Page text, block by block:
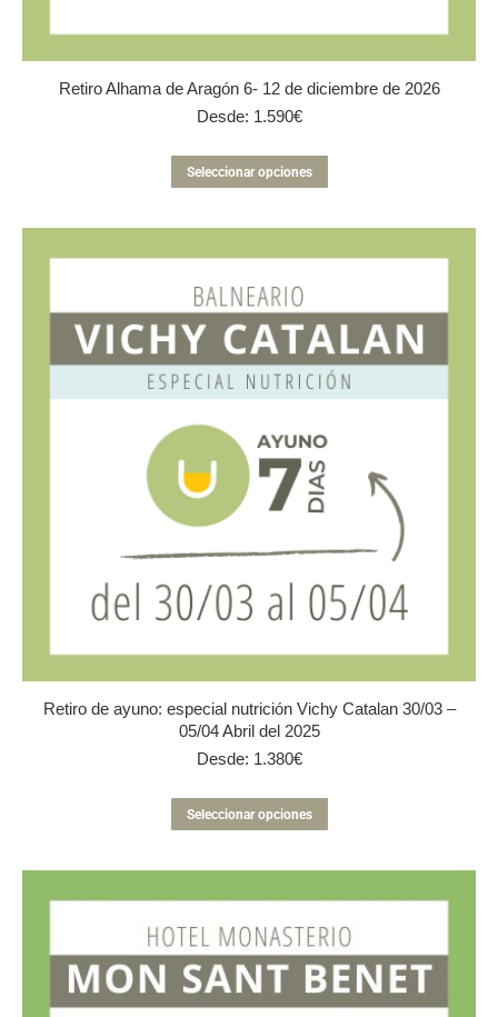
Retiro Alhama de Aragón 6- 12 de diciembre de 2026
Desde: 1.590€
Seleccionar opciones
producto
múltiples
variantes.
se
pueden
elegir
en
producto
Retiro de ayuno: especial nutrición Vichy Catalan 30/03 –
05/04 Abril del 2025
Desde: 1.380€
Seleccionar opciones
producto
múltiples
variantes.
opciones
se
pueden
elegir